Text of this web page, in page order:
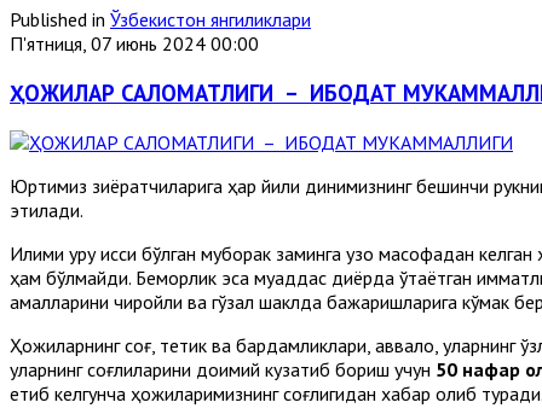
Published in Ўзбекистон янгиликлари
П'ятниця, 07 июнь 2024 00:00
ҲОЖИЛАР САЛОМАТЛИГИ – ИБОДАТ
Юртимиз зиёратчиларига ҳар йили динимизнинг бешинчи
этилади.
Иқлими қуруқ иссиқ бўлган муборак заминга узоқ масофадан
ҳам бўлмайди. Беморлик эса муқаддас диёрда ўтаётган
амалларини чиройли ва гўзал шаклда бажаришларига кўмак
Ҳожиларнинг соғ, тетик ва бардамликлари, аввало, уларнинг
уларнинг соғлиқларини доимий кузатиб бориш учун 50 нафар
етиб келгунча ҳожиларимизнинг соғлигидан хабар олиб